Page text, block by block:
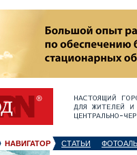
НАВИГАТОР СТАТЬИ